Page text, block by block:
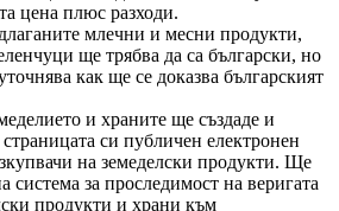
цена плюс разходи.
млечни и месни продукти,
ще трябва да са български, но
как ще се доказва българският
и храните ще създаде и
си публичен електронен
на земеделски продукти. Ще
система за проследимост на веригата
продукти и храни към